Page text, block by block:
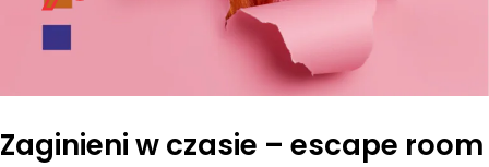
Zaginieni w czasie – escape room